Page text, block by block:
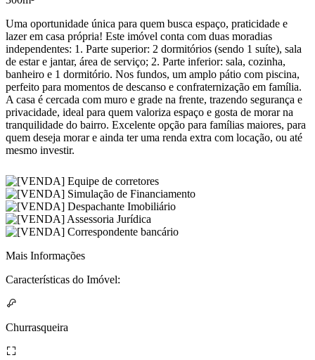
Uma oportunidade única para quem busca espaço, praticidade e
lazer em casa própria! Este imóvel conta com duas moradias
independentes: 1. Parte superior: 2 dormitórios (sendo 1 suíte), sala
de estar e jantar, área de serviço; 2. Parte inferior: sala, cozinha,
banheiro e 1 dormitório. Nos fundos, um amplo pátio com piscina,
perfeito para momentos de descanso e confraternização em família.
A casa é cercada com muro e grade na frente, trazendo segurança e
privacidade, ideal para quem valoriza espaço e gosta de morar na
tranquilidade do bairro. Excelente opção para famílias maiores, para
quem deseja morar e ainda ter uma renda extra com locação, ou até
mesmo investir.
Mais Informações
Características do Imóvel:
Churrasqueira